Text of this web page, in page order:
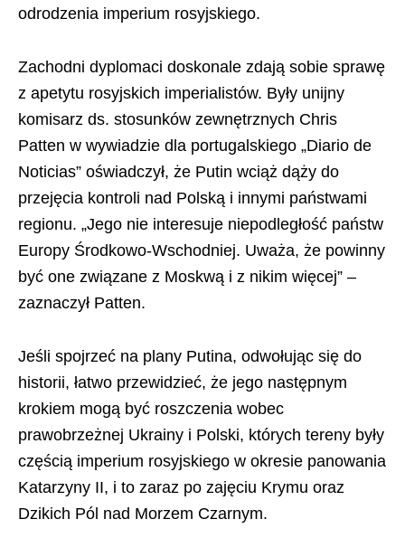
odrodzenia imperium rosyjskiego.
Zachodni dyplomaci doskonale zdają sobie sprawę
z apetytu rosyjskich imperialistów. Były unijny
komisarz ds. stosunków zewnętrznych Chris
Patten w wywiadzie dla portugalskiego „Diario de
Noticias” oświadczył, że Putin wciąż dąży do
przejęcia kontroli nad Polską i innymi państwami
regionu. „Jego nie interesuje niepodległość państw
Europy Środkowo-Wschodniej. Uważa, że powinny
być one związane z Moskwą i z nikim więcej” –
zaznaczył Patten.
Jeśli spojrzeć na plany Putina, odwołując się do
historii, łatwo przewidzieć, że jego następnym
krokiem mogą być roszczenia wobec
prawobrzeżnej Ukrainy i Polski, których tereny były
częścią imperium rosyjskiego w okresie panowania
Katarzyny II, i to zaraz po zajęciu Krymu oraz
Dzikich Pól nad Morzem Czarnym.